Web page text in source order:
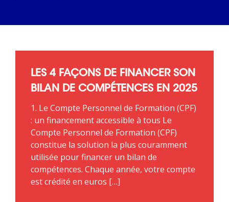
LES 4 FAÇONS DE FINANCER SON
BILAN DE COMPÉTENCES EN 2025
1. Le Compte Personnel de Formation (CPF)
: un financement accessible à tous Le
Compte Personnel de Formation (CPF)
constitue la solution la plus couramment
utilisée pour financer un bilan de
compétences. Chaque année, votre compte
est crédité en euros […]